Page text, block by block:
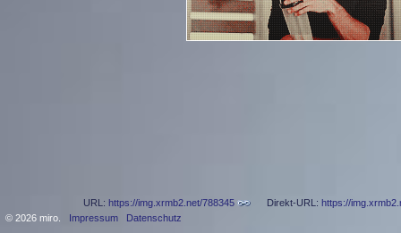
URL: https://img.xrmb2.net/788345 Direkt-URL: https://
© 2026 miro. Impressum Datenschutz